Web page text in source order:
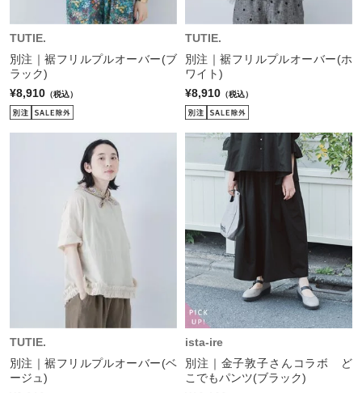
TUTIE.
別注｜裾フリルプルオーバー(ブ
ラック)
¥8,910 （税込）
TUTIE.
別注｜裾フリルプルオーバー(ホ
ワイト)
¥8,910 （税込）
TUTIE.
別注｜裾フリルプルオーバー(ベ
ージュ)
ista-ire
別注｜金子敦子さんコラボ ど
こでもパンツ(ブラック)